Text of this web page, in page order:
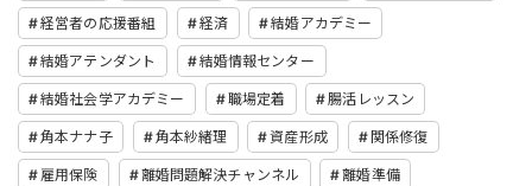
経営者の応援番組 経済 結婚アカデミー
結婚アテンダント 結婚情報センター
結婚社会学アカデミー 職場定着 腸活レッスン
角本ナナ子 角本紗緒理 資産形成 関係修復
雇用保険 離婚問題解決チャンネル 離婚準備